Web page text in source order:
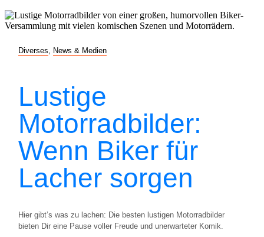
Diverses News & Medien
Lustige
Motorradbilder:
Wenn Biker für
Lacher sorgen
Hier gibt’s was zu lachen: Die besten lustigen Motorradbilder
bieten Dir eine Pause voller Freude und unerwarteter Komik.